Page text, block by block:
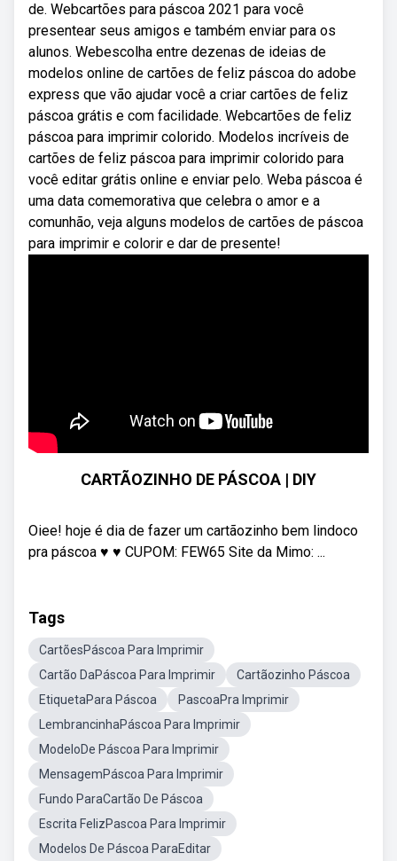
de. Webcartões para páscoa 2021 para você
presentear seus amigos e também enviar para os
alunos. Webescolha entre dezenas de ideias de
modelos online de cartões de feliz páscoa do adobe
express que vão ajudar você a criar cartões de feliz
páscoa grátis e com facilidade. Webcartões de feliz
páscoa para imprimir colorido. Modelos incríveis de
cartões de feliz páscoa para imprimir colorido para
você editar grátis online e enviar pelo. Weba páscoa é
uma data comemorativa que celebra o amor e a
comunhão, veja alguns modelos de cartões de páscoa
para imprimir e colorir e dar de presente!
CARTÃOZINHO DE PÁSCOA | DIY
Oiee! hoje é dia de fazer um cartãozinho bem lindoco
pra páscoa ♥ ♥ CUPOM: FEW65 Site da Mimo: ...
Tags
CartõesPáscoa Para Imprimir
Cartão DaPáscoa Para Imprimir
Cartãozinho Páscoa
EtiquetaPara Páscoa
PascoaPra Imprimir
LembrancinhaPáscoa Para Imprimir
ModeloDe Páscoa Para Imprimir
MensagemPáscoa Para Imprimir
Fundo ParaCartão De Páscoa
Escrita FelizPascoa Para Imprimir
Modelos De Páscoa ParaEditar